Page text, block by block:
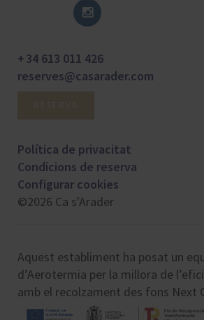
+ 34 613 011 426
reserves@casarader.com
Política de privacitat
Condicions de reserva
Configurar cookies
©2026 Ca s'Arader
Aquest establiment ha posat un
d’Aerotermia per la millora de
amb el recolzament des fons Next